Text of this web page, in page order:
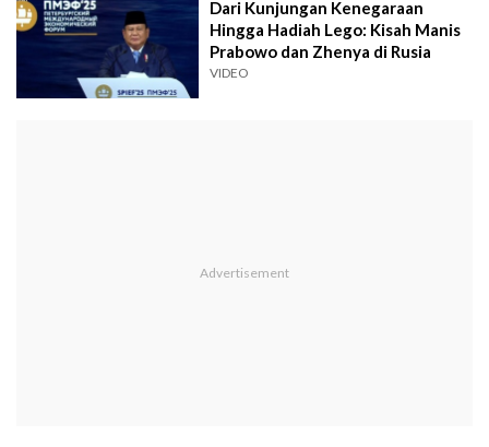
Dari Kunjungan Kenegaraan
Hingga Hadiah Lego: Kisah Manis
Prabowo dan Zhenya di Rusia
VIDEO